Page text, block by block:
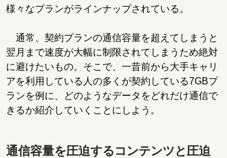
様々なプランがラインナップされている。
通常、契約プランの通信容量を超えてしまうと
翌月まで速度が大幅に制限されてしまうため絶対
に避けたいもの。そこで、一昔前から大手キャリ
アを利用している人の多くが契約している7GBプ
ランを例に、どのようなデータをどれだけ通信で
きるか紹介していくことにしよう。
通信容量を圧迫するコンテンツと圧迫